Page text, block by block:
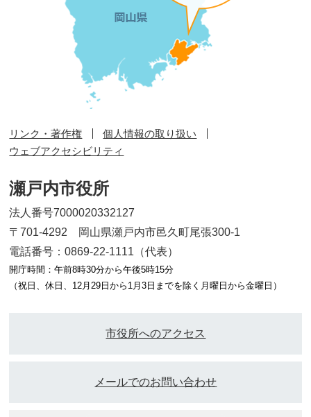
リンク・著作権
個人情報の取り扱い
ウェブアクセシビリティ
瀬戸内市役所
法人番号7000020332127
〒701-4292 岡山県瀬戸内市邑久町尾張300-1
電話番号：0869-22-1111（代表）
開庁時間：午前8時30分から午後5時15分
（祝日、休日、12月29日から1月3日までを除く月曜日から金曜日）
市役所へのアクセス
メールでのお問い合わせ